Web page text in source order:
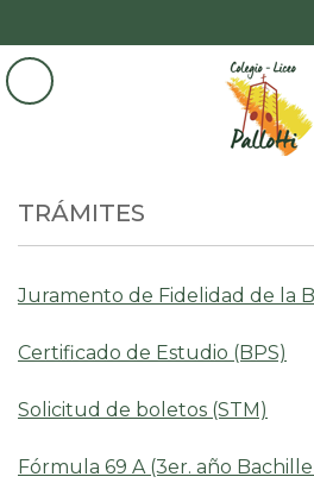
TRÁMITES
Juramento de Fidelidad de la
Certificado de Estudio (BPS)
Solicitud de boletos (STM)
Fórmula 69 A (3er. año